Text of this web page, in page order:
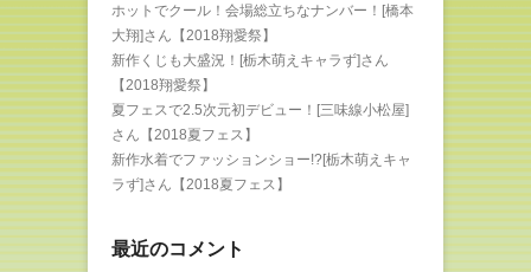
ホットでクール！会場総立ちなナンバー！[橋本
大翔]さん【2018翔愛祭】
新作くじも大盛況！[栃木萌えキャラず]さん
【2018翔愛祭】
夏フェスで2.5次元初デビュー！[三味線小松屋]
さん【2018夏フェス】
新作水着でファッションショー!?[栃木萌えキャ
ラず]さん【2018夏フェス】
最近のコメント